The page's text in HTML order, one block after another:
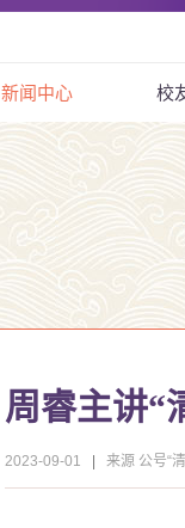
新闻中心 校
周睿主讲“
2023-09-01 来源 公号“